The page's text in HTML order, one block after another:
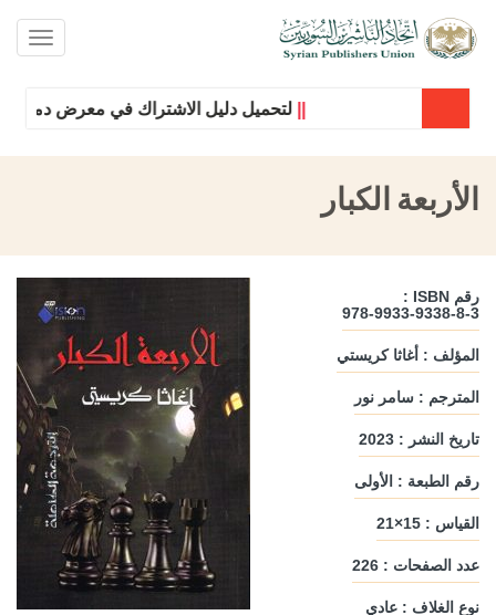
لتحميل دليل الاشتراك في معرض دمشق
الأربعة الكبار
رقم ISBN :
978-9933-9338-8-3
المؤلف : أغاثا كريستي
المترجم : سامر نور
تاريخ النشر : 2023
رقم الطبعة : الأولى
القياس : 15×21
عدد الصفحات : 226
نوع الغلاف : عادي